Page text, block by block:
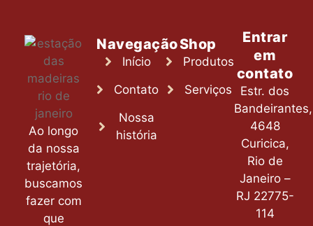
Ao longo
da nossa
trajetória,
buscamos
fazer com
que
Navegação
Início
Contato
Nossa
história
Shop
Produtos
Serviços
Entrar
em
contato
Estr. dos
Bandeirantes,
4648
Curicica,
Rio de
Janeiro –
RJ 22775-
114